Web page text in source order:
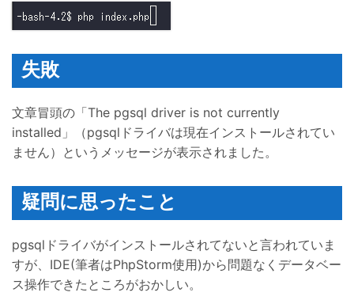
失敗
文章冒頭の「The pgsql driver is not currently
installed」（pgsqlドライバは現在インストールされてい
ません）というメッセージが表示されました。
疑問に思ったこと
pgsqlドライバがインストールされてないと言われていま
すが、IDE(筆者はPhpStorm使用)から問題なくデータベー
ス操作できたところがおかしい。